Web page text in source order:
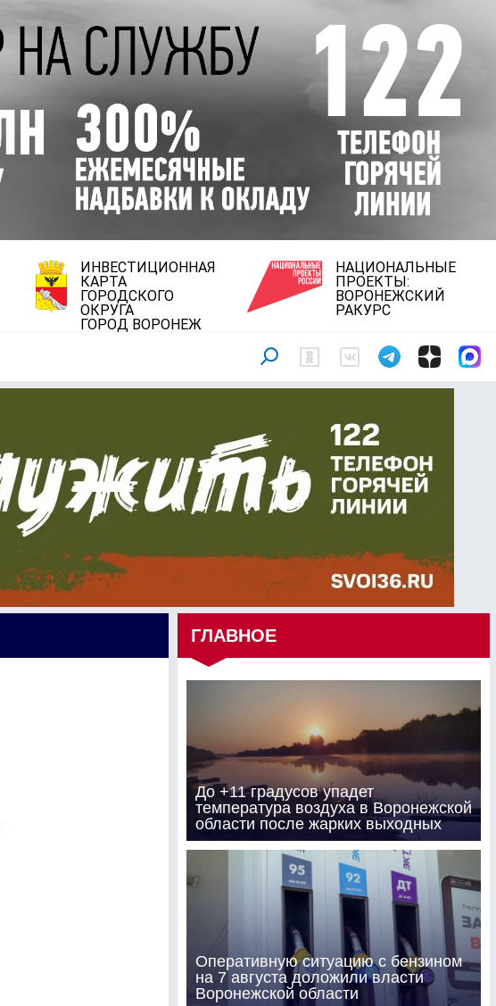
ИНВЕСТИЦИОННАЯ
КАРТА
ГОРОДСКОГО
ОКРУГА
ГОРОД ВОРОНЕЖ
НАЦИОНАЛЬНЫЕ
ПРОЕКТЫ:
ВОРОНЕЖСКИЙ
РАКУРС
ГЛАВНОЕ
До +11 градусов упадет
температура воздуха в Воронежской
области после жарких выходных
Оперативную ситуацию с бензином
на 7 августа доложили власти
Воронежской области